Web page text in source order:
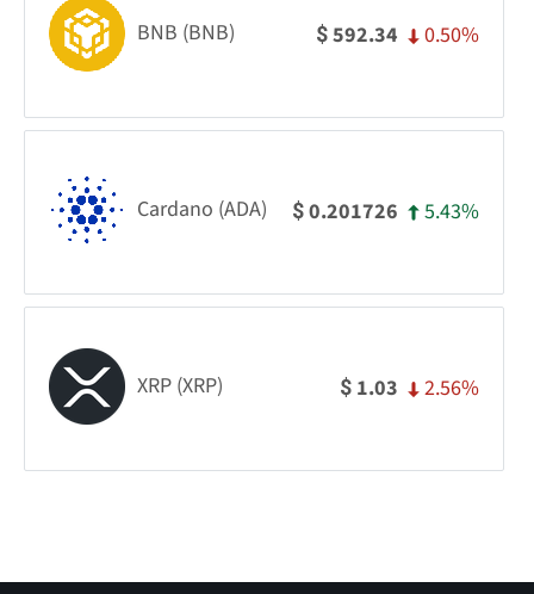
BNB (BNB) $592.34 0.50%
Cardano (ADA) $0.201726 5.43%
XRP (XRP) $ 1.03 2.56%